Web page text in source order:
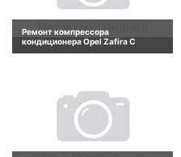
Ремонт компрессора
кондиционера Opel Zafira C